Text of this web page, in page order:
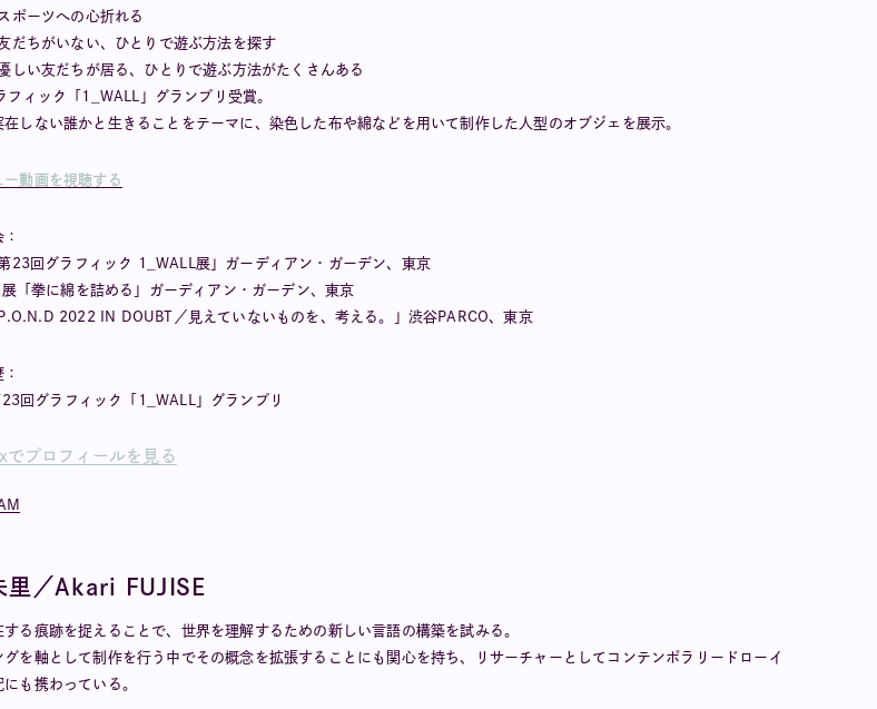
ーツへの心折れる
ちがいない、ひとりで遊ぶ方法を探す
い友だちが居る、ひとりで遊ぶ方法がたくさんある
フィック「1_WALL」グランプリ受賞。
在しない誰かと生きることをテーマに、染色した布や綿などを用いて制作した人型のオブジェを展示。
ー動画を視聴する
23回グラフィック 1_WALL展」ガーディアン・ガーデン、東京
「拳に綿を詰める」ガーディアン・ガーデン、東京
2022 IN DOUBT／見えていないものを、考える。」渋谷PARCO、東京
回グラフィック「1_WALL」グランプリ
プロフィールを見る
里／Akari FUJISE
する痕跡を捉えることで、世界を理解するための新しい言語の構築を試みる。
グを軸として制作を行う中でその概念を拡張することにも関心を持ち、リサーチャーとしてコンテンポラリードローイ
も携わっている。